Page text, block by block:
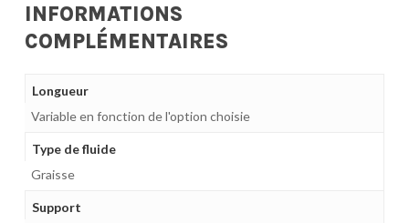
INFORMATIONS
COMPLÉMENTAIRES
Longueur
Variable en fonction de l'option choisie
Type de fluide
Graisse
Support